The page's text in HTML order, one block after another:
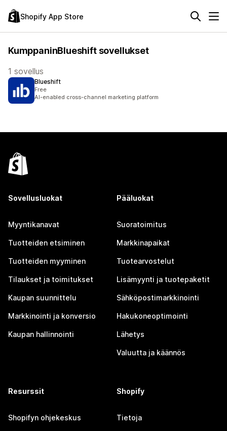
Shopify App Store
KumppaninBlueshift sovellukset
1 sovellus
Blueshift
Free
AI-enabled cross-channel marketing platform
Sovellusluokat
Myyntikanavat
Tuotteiden etsiminen
Tuotteiden myyminen
Tilaukset ja toimitukset
Kaupan suunnittelu
Markkinointi ja konversio
Kaupan hallinnointi
Pääluokat
Suoratoimitus
Markkinapaikat
Tuotearvostelut
Lisämyynti ja tuotepaketit
Sähköpostimarkkinointi
Hakukoneoptimointi
Lähetys
Valuutta ja käännös
Resurssit
Shopifyn ohjekeskus
Shopify
Tietoja